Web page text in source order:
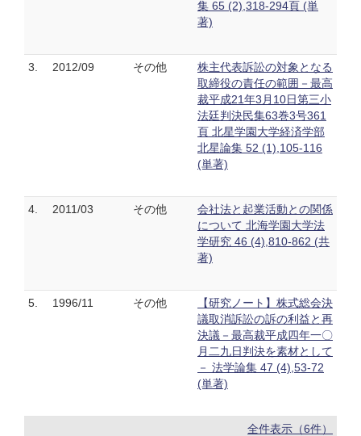
集 65 (2),318-294頁 (単
著)
3. 2012/09 その他
株主代表訴訟の対象となる
取締役の責任の範囲－最高
裁平成21年3月10日第三小
法廷判決民集63巻3号361
頁 北星学園大学経済学部
北星論集 52 (1),105-116
(単著)
4. 2011/03 その他
会社法と起業活動との関係
について 北海学園大学法
学研究 46 (4),810-862 (共
著)
5. 1996/11 その他
【研究ノート】株式総会決
議取消訴訟の訴の利益と再
決議－最高裁平成四年一〇
月二九日判決を素材として
－ 法学論集 47 (4),53-72
(単著)
全件表示（6件）